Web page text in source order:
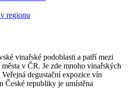
regionu
vinařské podoblasti a patří mezi
v ČR. Je zde mnoho vinařských
degustační expozice vín
České republiky je umístěna